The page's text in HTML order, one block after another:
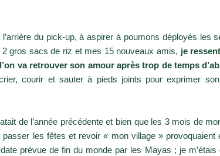
du pick-up, à aspirer à poumons déployés les
gros sacs de riz et mes 15 nouveaux amis, je
va retrouver son amour après trop de temps
courir et sauter à pieds joints pour exprimer son
de l’année précédente et bien que les 3 mois de
passer les fêtes et revoir « mon village »
prévue de fin du monde par les Mayas ; je m’étais